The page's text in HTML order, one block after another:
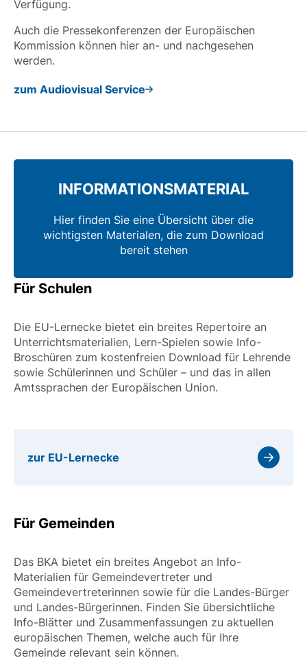
Verfügung.
Auch die Pressekonferenzen der Europäischen
Kommission können hier an- und nachgesehen
werden.
zum Audiovisual Service
INFORMATIONS­MATERIAL
Hier finden Sie eine Übersicht über die
wichtigsten Materialen, die zum Download
bereit stehen
Für Schulen
Die EU-Lernecke bietet ein breites Repertoire an
Unterrichtsmaterialien, Lern-Spielen sowie Info-
Broschüren zum kostenfreien Download für Lehrende
sowie Schülerinnen und Schüler – und das in allen
Amtssprachen der Europäischen Union.
zur EU-Lernecke
Für Gemeinden
Das BKA bietet ein breites Angebot an Info-
Materialien für Gemeindevertreter und
Gemeindevertreterinnen sowie für die Landes-Bürger
und Landes-Bürgerinnen. Finden Sie übersichtliche
Info-Blätter und Zusammenfassungen zu aktuellen
europäischen Themen, welche auch für Ihre
Gemeinde relevant sein können.